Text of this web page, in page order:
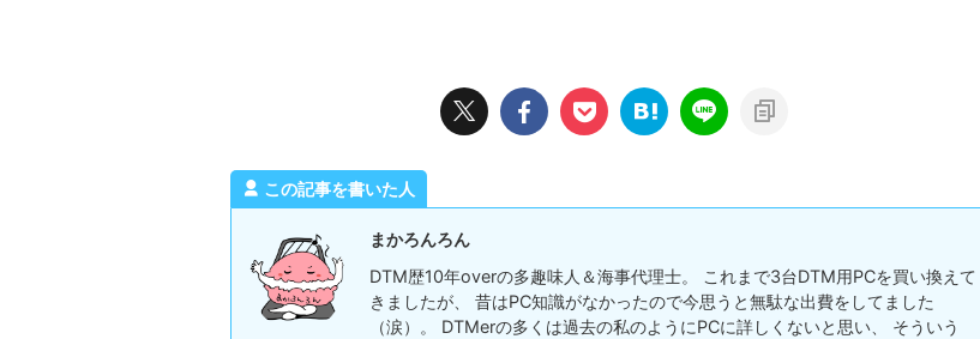
この記事を書いた人
まかろんろん
DTM歴10年overの多趣味人＆海事代理士。 これまで3台DTM用PCを買い換えて
きましたが、 昔はPC知識がなかったので今思うと無駄な出費をしてました
（涙）。 DTMerの多くは過去の私のようにPCに詳しくないと思い、 そういう